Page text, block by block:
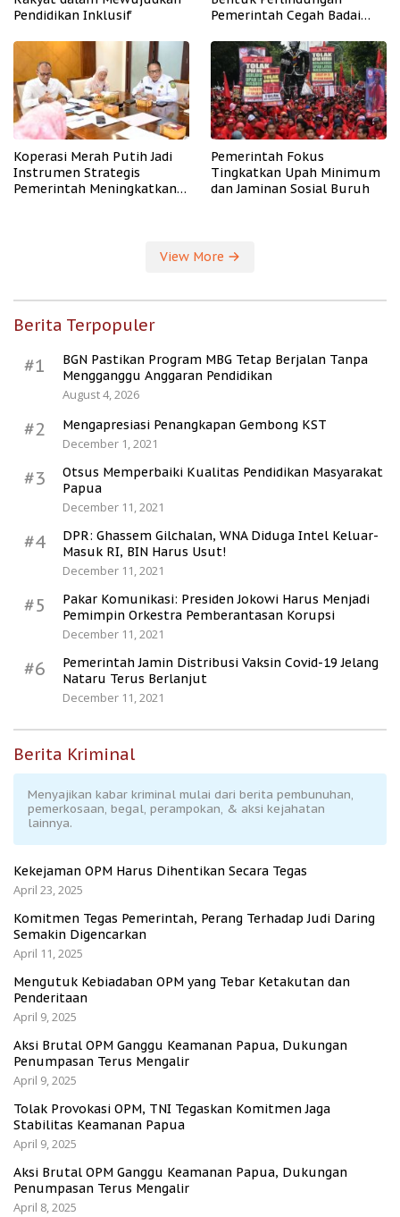
Pendidikan Inklusif
Pemerintah Cegah Badai
Koperasi Merah Putih Jadi
Instrumen Strategis
Pemerintah Meningkatkan
Pemerintah Fokus
Tingkatkan Upah Minimum
dan Jaminan Sosial Buruh
View More
Berita Terpopuler
#1
BGN Pastikan Program MBG Tetap Berjalan Tanpa
Mengganggu Anggaran Pendidikan
August 4, 2026
#2
Mengapresiasi Penangkapan Gembong KST
December 1, 2021
#3
Otsus Memperbaiki Kualitas Pendidikan Masyarakat
Papua
December 11, 2021
#4
DPR: Ghassem Gilchalan, WNA Diduga Intel Keluar-
Masuk RI, BIN Harus Usut!
December 11, 2021
#5
Pakar Komunikasi: Presiden Jokowi Harus Menjadi
Pemimpin Orkestra Pemberantasan Korupsi
December 11, 2021
#6
Pemerintah Jamin Distribusi Vaksin Covid-19 Jelang
Nataru Terus Berlanjut
December 11, 2021
Berita Kriminal
Menyajikan kabar kriminal mulai dari berita pembunuhan,
pemerkosaan, begal, perampokan, & aksi kejahatan
lainnya.
Kekejaman OPM Harus Dihentikan Secara Tegas
April 23, 2025
Komitmen Tegas Pemerintah, Perang Terhadap Judi Daring
Semakin Digencarkan
April 11, 2025
Mengutuk Kebiadaban OPM yang Tebar Ketakutan dan
Penderitaan
April 9, 2025
Aksi Brutal OPM Ganggu Keamanan Papua, Dukungan
Penumpasan Terus Mengalir
April 9, 2025
Tolak Provokasi OPM, TNI Tegaskan Komitmen Jaga
Stabilitas Keamanan Papua
April 9, 2025
Aksi Brutal OPM Ganggu Keamanan Papua, Dukungan
Penumpasan Terus Mengalir
April 8, 2025